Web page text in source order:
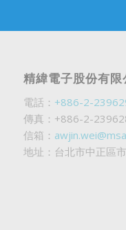
精緯電子股份有限
電話： +886-2-
傳真：+886-2-
信箱：
地址：台北市中正區